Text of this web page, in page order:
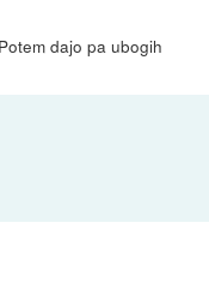
dajo pa ubogih